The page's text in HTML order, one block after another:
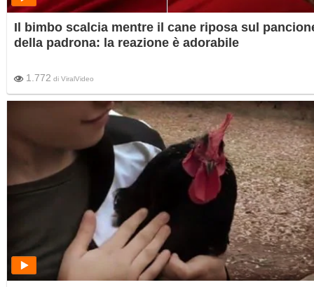
Il bimbo scalcia mentre il cane riposa sul
della padrona: la reazione è adorabile
1.772 di ViralVideo